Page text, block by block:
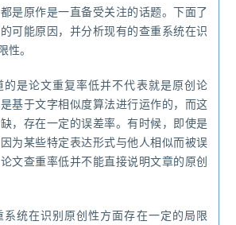
是原作是一直备受关注的话题。下面了
可能原因，并分析现有的查重系统在识
。
是论文重复率低并不代表就是原创论
基于文字相似度算法进行运作的，而这
，存在一定的误差率。有时候，即使是
为某些特定表达形式与他人相似而被误
文查重率低并不能直接说明文章的原创
统在识别原创性方面存在一定的局限